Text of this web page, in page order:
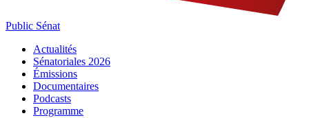
Public Sénat
Actualités
Sénatoriales 2026
Émissions
Documentaires
Podcasts
Programme